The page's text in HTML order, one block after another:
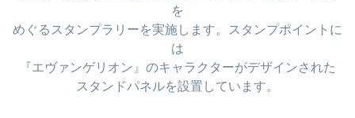
を
めぐるスタンプラリーを実施します。スタンプポイントに
は
『エヴァンゲリオン』のキャラクターがデザインされた
スタンドパネルを設置しています。